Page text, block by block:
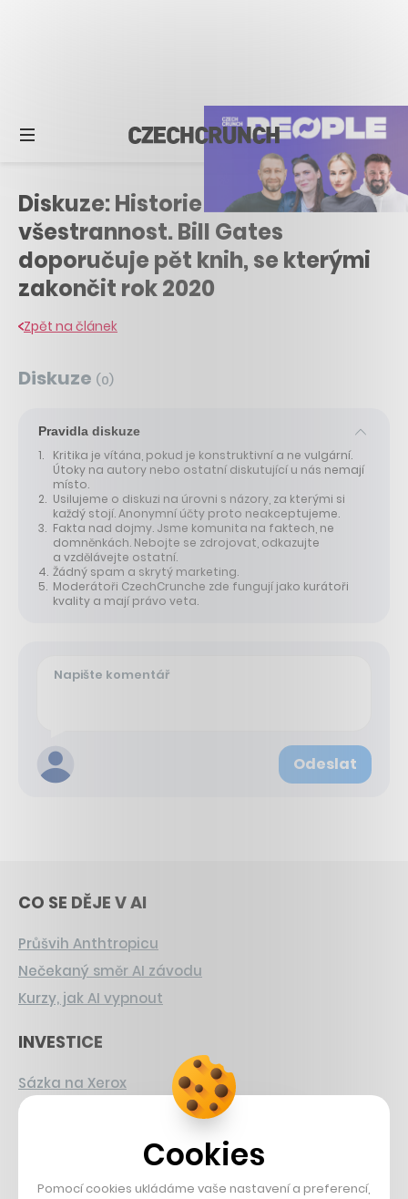
Diskuze: Historie i osobní
všestrannost. Bill Gates
doporučuje pět knih, se kterými
zakončit rok 2020
Zpět na článek
Diskuze (0)
Pravidla diskuze
Kritika je vítána, pokud je konstruktivní a ne vulgární.
Útoky na autory nebo ostatní diskutující u nás nemají
místo.
Usilujeme o diskuzi na úrovni s názory, za kterými si
každý stojí. Anonymní účty proto neakceptujeme.
Fakta nad dojmy. Jsme komunita na faktech, ne
domněnkách. Nebojte se zdrojovat, odkazujte
a vzdělávejte ostatní.
Žádný spam a skrytý marketing.
Moderátoři CzechCrunche zde fungují jako kurátoři
kvality a mají právo veta.
Odeslat
CO SE DĚJE V AI
Průšvih Anthtropicu
Nečekaný směr AI závodu
Kurzy, jak AI vypnout
INVESTICE
Sázka na Xerox
Strnad v Pirelli
PŘÍBĚHY Z GASTRA
Cookies
Pomocí cookies ukládáme vaše nastavení a preferencí,